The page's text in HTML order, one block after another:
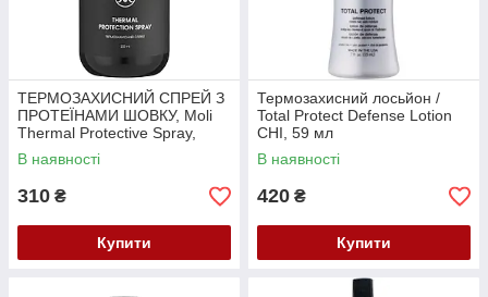
ТЕРМОЗАХИСНИЙ СПРЕЙ З
ПРОТЕЇНАМИ ШОВКУ, Moli
Thermal Protective Spray,
200мл
В наявності
310 ₴
Купити
Термозахисний лосьйон /
Total Protect Defense Lotion
CHI, 59 мл
В наявності
420 ₴
Купити